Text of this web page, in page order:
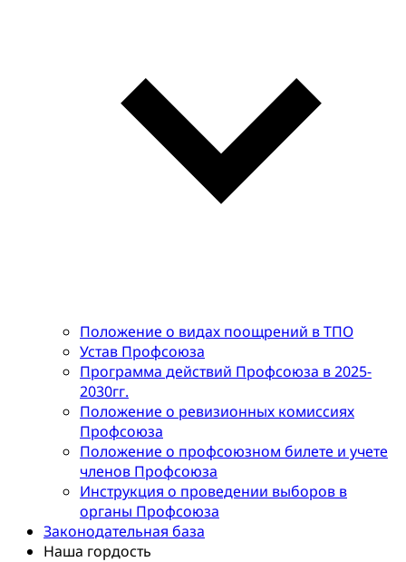
Положение о видах поощрений в ТПО
Устав Профсоюза
Программа действий Профсоюза в 2025-
2030гг.
Положение о ревизионных комиссиях
Профсоюза
Положение о профсоюзном билете и учете
членов Профсоюза
Инструкция о проведении выборов в
органы Профсоюза
Законодательная база
Наша гордость